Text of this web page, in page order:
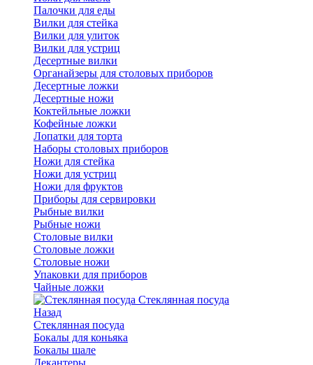
Палочки для еды
Вилки для стейка
Вилки для улиток
Вилки для устриц
Десертные вилки
Органайзеры для столовых приборов
Десертные ложки
Десертные ножи
Коктейльные ложки
Кофейные ложки
Лопатки для торта
Наборы столовых приборов
Ножи для стейка
Ножи для устриц
Ножи для фруктов
Приборы для сервировки
Рыбные вилки
Рыбные ножи
Столовые вилки
Столовые ложки
Столовые ножи
Упаковки для приборов
Чайные ложки
Стеклянная посуда
Назад
Стеклянная посуда
Бокалы для коньяка
Бокалы шале
Декантеры